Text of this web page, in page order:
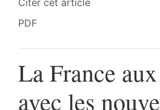
PDF
La France
avec les